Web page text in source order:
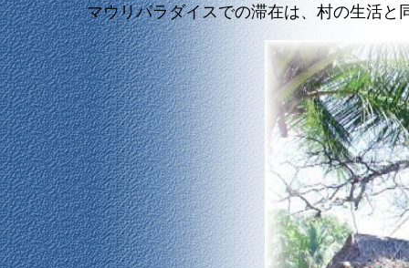
マウリパラダイスでの滞在は、村の生活と